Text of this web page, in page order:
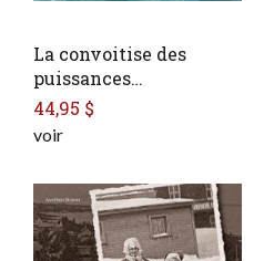
La convoitise des
puissances…
44,95 $
voir